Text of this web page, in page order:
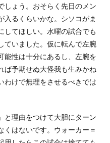
しょう。おそらく先日のメン
入るくらいかな。シソコがま
してほしい。水曜の試合でも
ていました。仮に転んで左腕
能性は十分にあるし、左腕を
ば予期せぬ大怪我も生みかね
わけで無理をさせるべきでは
と理由をつけて大胆にターン
くはないです。ウォーカー＝